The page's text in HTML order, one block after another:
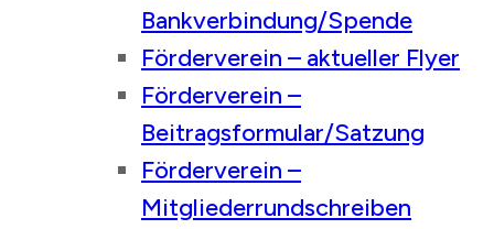
Bankverbindung/Spende
Förderverein – aktueller Flyer
Förderverein –
Beitragsformular/Satzung
Förderverein –
Mitgliederrundschreiben